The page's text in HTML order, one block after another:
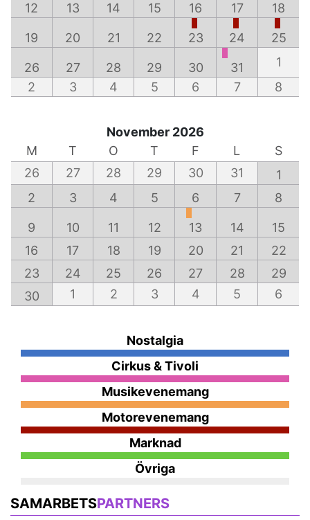
12
13 14 15 16 17 18
19 20 21 22 23 24 25
26 27 28 29 30 31
1
2
3 4 5 6 7 8
November 2026
M
T O T F L
S
26
27 28 29 30 31
1
2
3 4 5 6 7 8
9 10 11 12 13 14
15
16
17 18 19 20 21
22
23
24 25 26 27 28
29
30
1 2 3 4 5 6
Nostalgia
Cirkus & Tivoli
Musikevenemang
Motorevenemang
Marknad
Övriga
SAMARBETSPARTNERS